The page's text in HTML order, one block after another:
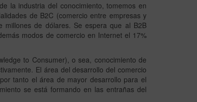
la industria del conocimiento, tomemos en
de B2C (comercio entre empresas y
millones de dólares. Se espera que al B2B
modos de comercio en Internet el 17%
to Consumer), o sea, conocimiento de
El área del desarrollo del comercio
tanto el área de mayor desarrollo para el
se está formando en las entrañas del